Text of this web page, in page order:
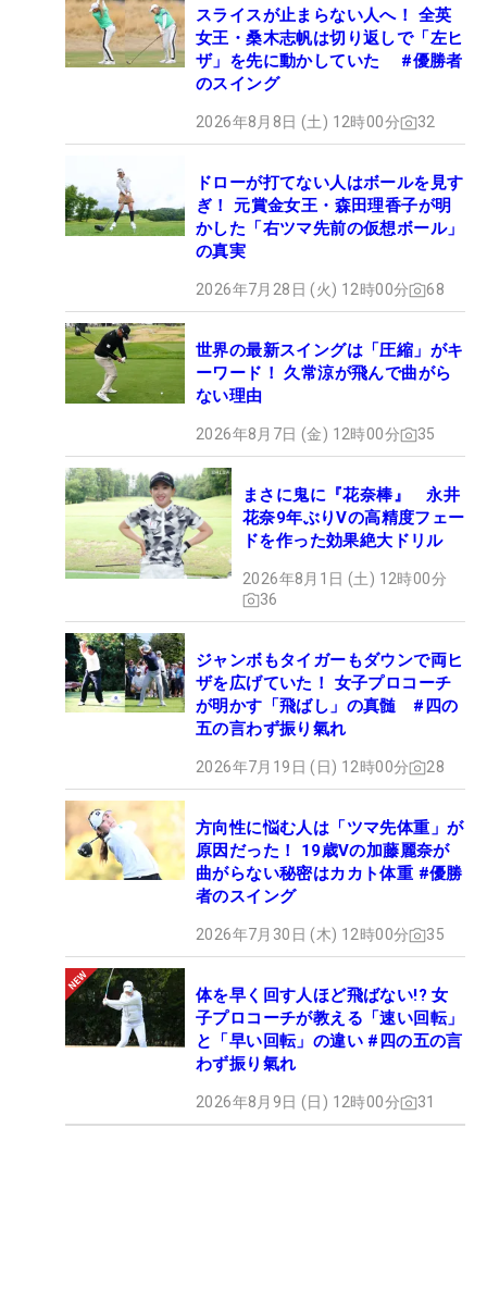
スライスが止まらない人へ！ 全英
女王・桑木志帆は切り返しで「左ヒ
ザ」を先に動かしていた #優勝者
のスイング
2026年8月8日 (土) 12時00分 32
ドローが打てない人はボールを見す
ぎ！ 元賞金女王・森田理香子が明
かした「右ツマ先前の仮想ボール」
の真実
2026年7月28日 (火) 12時00分 68
世界の最新スイングは「圧縮」がキ
ーワード！ 久常涼が飛んで曲がら
ない理由
2026年8月7日 (金) 12時00分 35
まさに鬼に『花奈棒』 永井
花奈9年ぶりVの高精度フェー
ドを作った効果絶大ドリル
2026年8月1日 (土) 12時00分
36
ジャンボもタイガーもダウンで両ヒ
ザを広げていた！ 女子プロコーチ
が明かす「飛ばし」の真髄 #四の
五の言わず振り氣れ
2026年7月19日 (日) 12時00分 28
方向性に悩む人は「ツマ先体重」が
原因だった！ 19歳Vの加藤麗奈が
曲がらない秘密はカカト体重 #優勝
者のスイング
2026年7月30日 (木) 12時00分 35
体を早く回す人ほど飛ばない!? 女
子プロコーチが教える「速い回転」
と「早い回転」の違い #四の五の言
わず振り氣れ
2026年8月9日 (日) 12時00分 31